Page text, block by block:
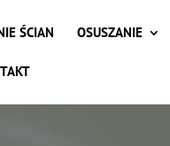
ŚCIAN OSUSZANIE